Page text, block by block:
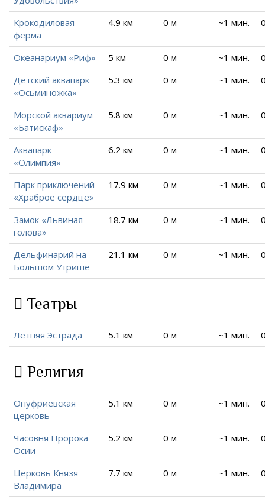
Крокодиловая
ферма
4.9 км 0 м ~1 мин.
Океанариум «Риф» 5 км 0 м ~1 мин.
Детский аквапарк
«Осьминожка»
5.3 км 0 м ~1 мин.
Морской аквариум
«Батискаф»
5.8 км 0 м ~1 мин.
Аквапарк
«Олимпия»
6.2 км 0 м ~1 мин.
Парк приключений
«Храброе сердце»
17.9 км 0 м ~1 мин.
Замок «Львиная
голова»
18.7 км 0 м ~1 мин.
Дельфинарий на
Большом Утрише
21.1 км 0 м ~1 мин.
Театры
Летняя Эстрада 5.1 км 0 м ~1 мин.
Религия
Онуфриевская
церковь
5.1 км 0 м ~1 мин.
Часовня Пророка
Осии
5.2 км 0 м ~1 мин.
Церковь Князя
Владимира
7.7 км 0 м ~1 мин.